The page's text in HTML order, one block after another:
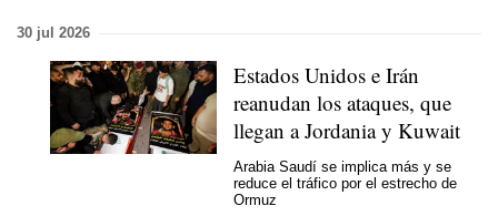
30 jul 2026
Estados Unidos e Irán
reanudan los ataques, que
llegan a Jordania y Kuwait
Arabia Saudí se implica más y se
reduce el tráfico por el estrecho de
Ormuz